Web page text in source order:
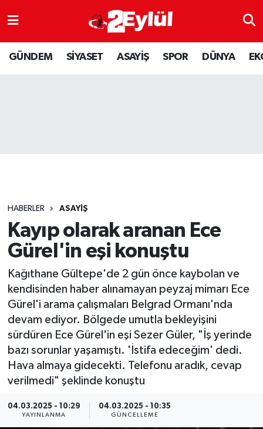
GÜNDEM SİYASET ASAYİŞ SPOR DÜNYA
HABERLER ASAYİŞ
Kayıp olarak aranan Ece
Gürel'in eşi konuştu
Kağıthane Gültepe'de 2 gün önce kaybolan ve
kendisinden haber alınamayan peyzaj mimarı Ece
Gürel'i arama çalışmaları Belgrad Ormanı'nda
devam ediyor. Bölgede umutla bekleyişini
sürdüren Ece Gürel'in eşi Sezer Güler, "İş yerinde
bazı sorunlar yaşamıştı. 'İstifa edeceğim' dedi.
Hava almaya gidecekti. Telefonu aradık, cevap
verilmedi" şeklinde konuştu
04.03.2025 - 10:29
YAYINLANMA
04.03.2025 - 10:35
GÜNCELLEME
ASAYİŞ
DÜNYA
SPOR
YAŞAM
Nöbetçi Eczaneler
Hava Durumu
Son Dakika Haberleri
Haber Arşivi